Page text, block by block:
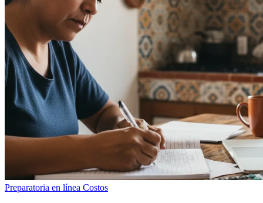
Preparatoria en línea Costos